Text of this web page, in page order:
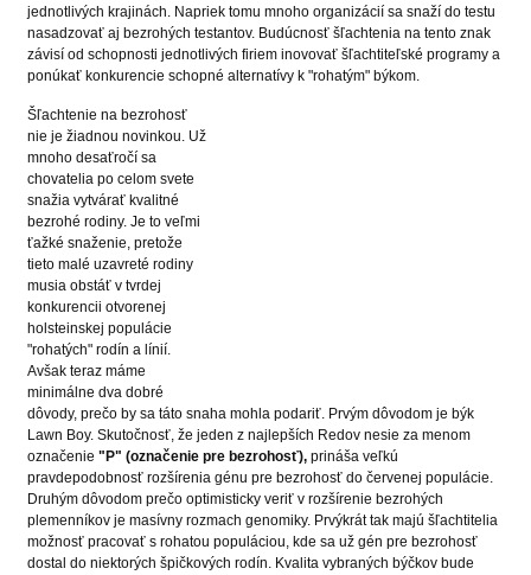
jednotlivých krajinách. Napriek tomu mnoho organizácií sa snaží do testu
nasadzovať aj bezrohých testantov. Budúcnosť šľachtenia na tento znak
závisí od schopnosti jednotlivých firiem inovovať šľachtiteľské programy a
ponúkať konkurencie schopné alternatívy k "rohatým" býkom.
Šľachtenie na bezrohosť
nie je žiadnou novinkou. Už
mnoho desaťročí sa
chovatelia po celom svete
snažia vytvárať kvalitné
bezrohé rodiny. Je to veľmi
ťažké snaženie, pretože
tieto malé uzavreté rodiny
musia obstáť v tvrdej
konkurencii otvorenej
holsteinskej populácie
"rohatých" rodín a línií.
Avšak teraz máme
minimálne dva dobré
dôvody, prečo by sa táto snaha mohla podariť. Prvým dôvodom je býk
Lawn Boy. Skutočnosť, že jeden z najlepších Redov nesie za menom
označenie "P" (označenie pre bezrohosť), prináša veľkú
pravdepodobnosť rozšírenia génu pre bezrohosť do červenej populácie.
Druhým dôvodom prečo optimisticky veriť v rozšírenie bezrohých
plemenníkov je masívny rozmach genomiky. Prvýkrát tak majú šľachtitelia
možnosť pracovať s rohatou populáciou, kde sa už gén pre bezrohosť
dostal do niektorých špičkových rodín. Kvalita vybraných býčkov bude